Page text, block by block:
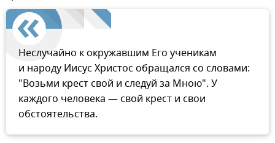
Неслучайно к окружавшим Его ученикам
и народу Иисус Христос обращался со словами:
"Возьми крест свой и следуй за Мною". У
каждого человека — свой крест и свои
обстоятельства.